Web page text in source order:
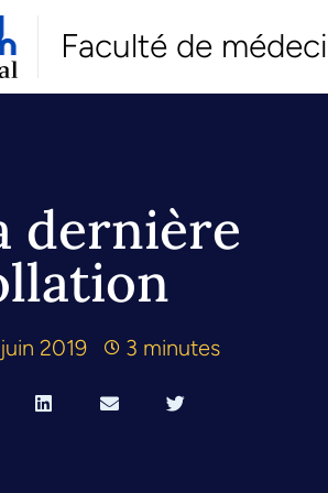
Faculté de
dernière
2019 3 minutes